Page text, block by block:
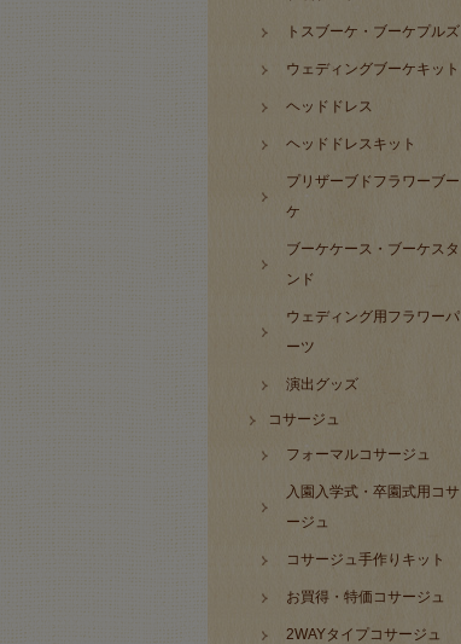
トスブーケ・ブーケプルズ
ウェディングブーケキット
ヘッドドレス
ヘッドドレスキット
プリザーブドフラワーブー
ケ
ブーケケース・ブーケスタ
ンド
ウェディング用フラワーパ
ーツ
演出グッズ
コサージュ
フォーマルコサージュ
入園入学式・卒園式用コサ
ージュ
コサージュ手作りキット
お買得・特価コサージュ
2WAYタイプコサージュ